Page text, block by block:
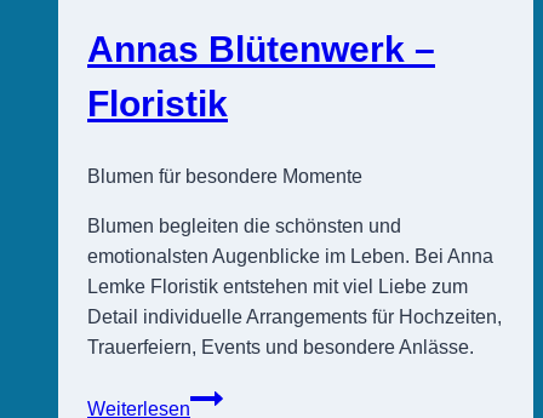
Annas Blütenwerk –
Floristik
Blumen für besondere Momente
Blumen begleiten die schönsten und
emotionalsten Augenblicke im Leben. Bei Anna
Lemke Floristik entstehen mit viel Liebe zum
Detail individuelle Arrangements für Hochzeiten,
Trauerfeiern, Events und besondere Anlässe.
Weiterlesen
Annas